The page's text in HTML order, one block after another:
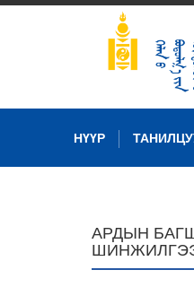
НҮҮР
АРДЫН